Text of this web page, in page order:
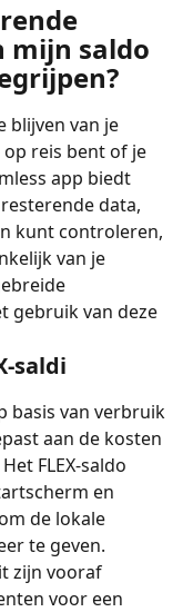
mijn saldo
blijven van je
reis bent of je
app biedt
data,
kunt controleren,
van je
gebruik van deze
saldi
basis van verbruik
aan de kosten
FLEX-saldo
en
de lokale
te geven.
zijn vooraf
voor een